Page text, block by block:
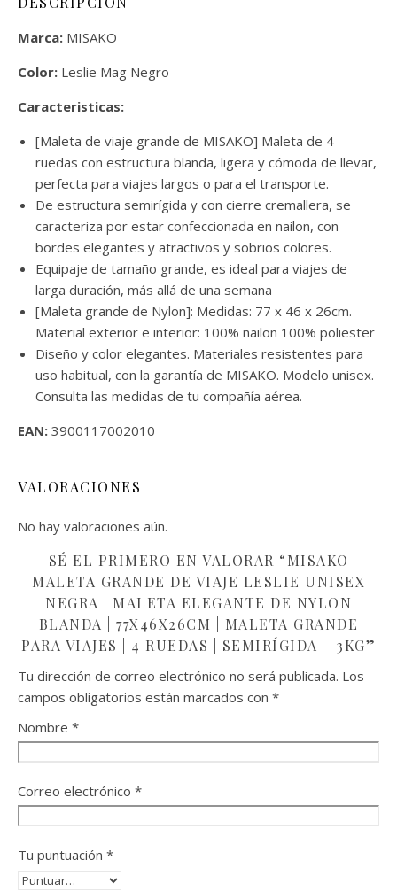
Marca: MISAKO
Color: Leslie Mag Negro
Caracteristicas:
[Maleta de viaje grande de MISAKO] Maleta de 4
ruedas con estructura blanda, ligera y cómoda de llevar,
perfecta para viajes largos o para el transporte.
De estructura semirígida y con cierre cremallera, se
caracteriza por estar confeccionada en nailon, con
bordes elegantes y atractivos y sobrios colores.
Equipaje de tamaño grande, es ideal para viajes de
larga duración, más allá de una semana
[Maleta grande de Nylon]: Medidas: 77 x 46 x 26cm.
Material exterior e interior: 100% nailon 100% poliester
Diseño y color elegantes. Materiales resistentes para
uso habitual, con la garantía de MISAKO. Modelo unisex.
Consulta las medidas de tu compañía aérea.
EAN: 3900117002010
VALORACIONES
No hay valoraciones aún.
SÉ EL PRIMERO EN VALORAR “MISAKO
MALETA GRANDE DE VIAJE LESLIE UNISEX
NEGRA | MALETA ELEGANTE DE NYLON
BLANDA | 77X46X26CM | MALETA GRANDE
PARA VIAJES | 4 RUEDAS | SEMIRÍGIDA – 3KG”
Tu dirección de correo electrónico no será publicada. Los
campos obligatorios están marcados con *
Nombre *
Correo electrónico *
Tu puntuación *